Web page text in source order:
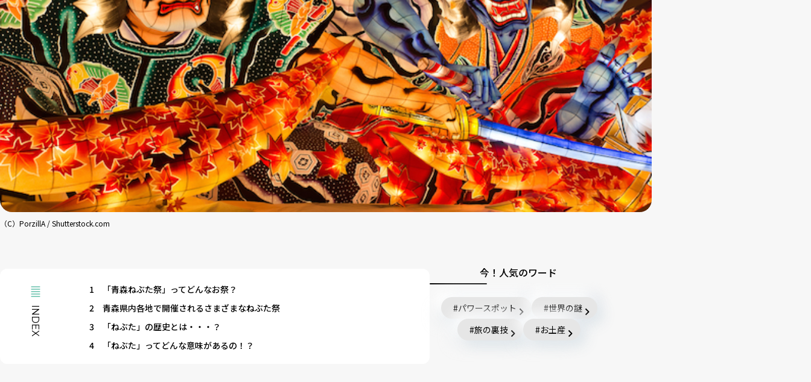
（C）PorzillA / Shutterstock.com
INDEX
1
「青森ねぶた祭」ってどんなお祭？
2
青森県内各地で開催されるさまざまなねぶた祭
3
「ねぶた」の歴史とは・・・？
4
「ねぶた」ってどんな意味があるの！？
今！人気のワード
パワースポット
世界の謎
旅の裏技
お土産